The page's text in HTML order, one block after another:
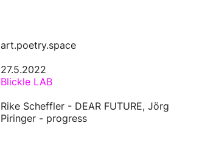
art.poetry.space
27.5.2022
Blickle LAB
Rike Scheffler - DEAR FUTURE, Jörg
Piringer - progress